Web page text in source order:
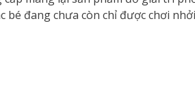
bé đang chưa còn chỉ được chơi